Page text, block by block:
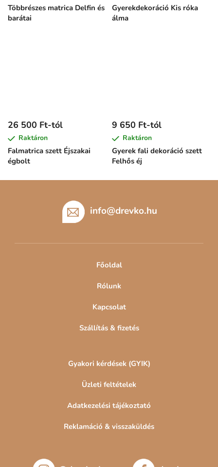
Többrészes matrica Delfin és
barátai
Gyerekdekoráció Kis róka
álma
Falmatrica szett Éjszakai
égbolt
26 500 Ft-tól
Raktáron
Gyerek fali dekoráció szett
Felhős éj
9 650 Ft-tól
Raktáron
info@drevko.hu
Főoldal
Rólunk
Kapcsolat
Szállítás & fizetés
Gyakori kérdések (GYIK)
Üzleti feltételek
Adatkezelési tájékoztató
Reklamáció & visszaküldés